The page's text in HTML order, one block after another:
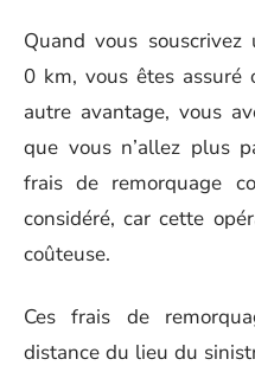
Quand vous souscrivez
0 km, vous êtes assuré
autre avantage, vous
que vous n’allez plus
frais de remorquage
considéré, car cette
coûteuse.
Ces frais de
distance du lieu du